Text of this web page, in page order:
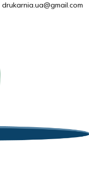
drukarnia.ua@gmail.com